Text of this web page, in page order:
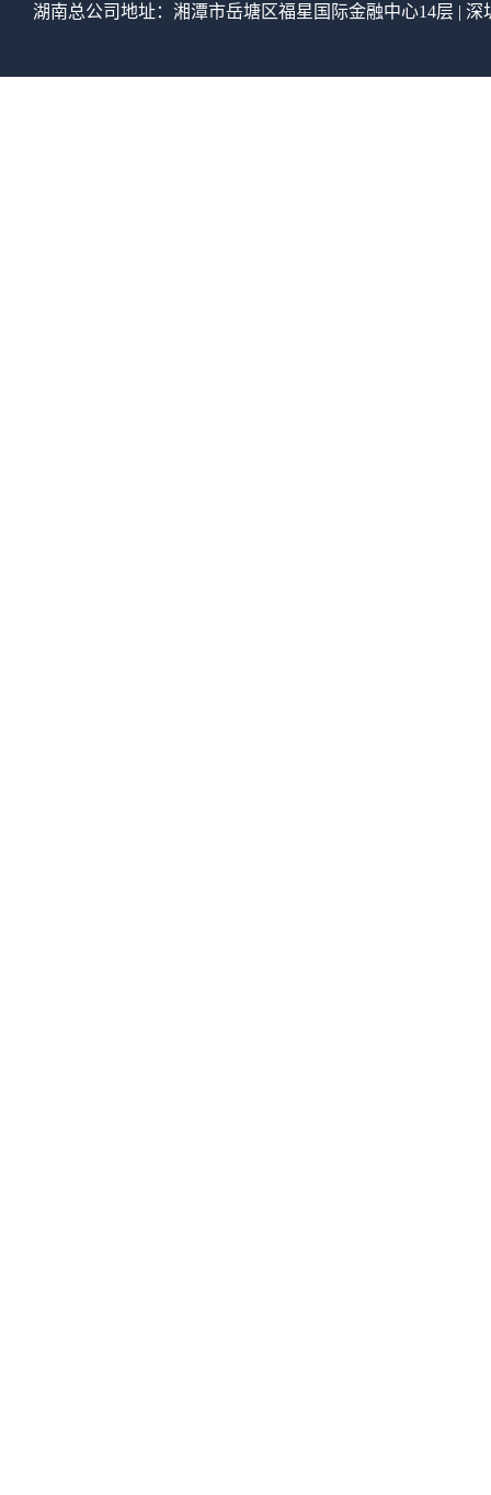
湖南总公司地址：湘潭市岳塘区福星国际金融中心14层 |